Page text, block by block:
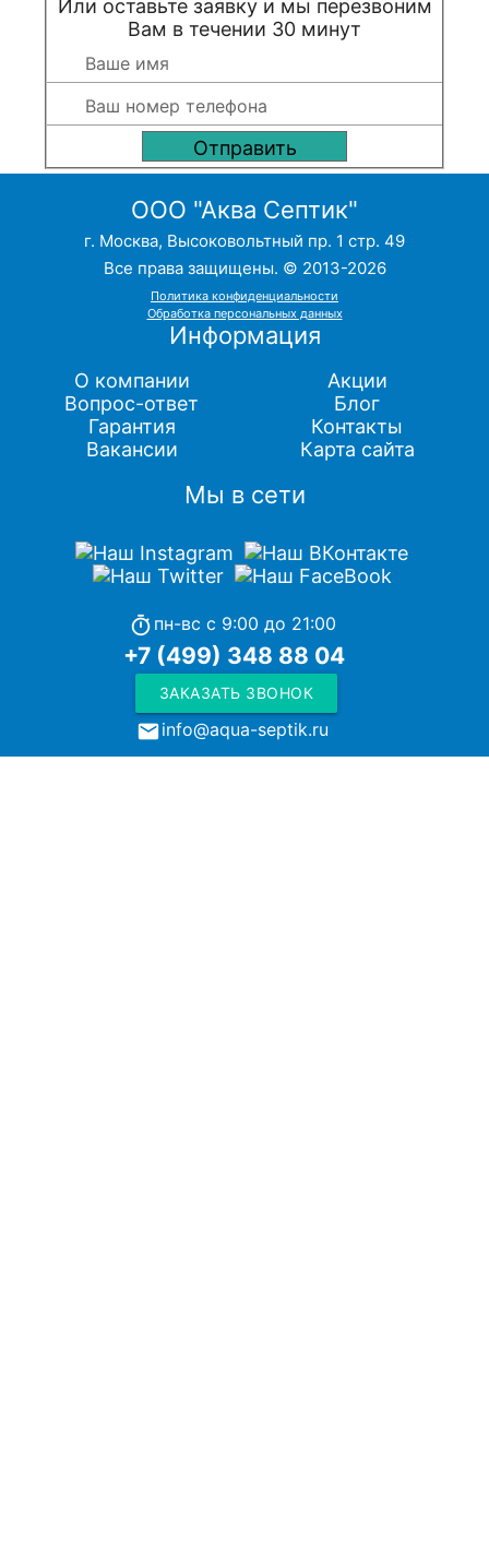
Или оставьте заявку и мы перезвоним
Вам в течении 30 минут
ООО "Аква Септик"
г. Москва, Высоковольтный пр. 1 стр. 49
Все права защищены. © 2013-2026
Политика конфиденциальности
Обработка персональных данных
Информация
О компании
Вопрос-ответ
Гарантия
Вакансии
Акции
Блог
Контакты
Карта сайта
Мы в сети
timer пн-вс с 9:00 до 21:00
+7 (499) 348 88 04
ЗАКАЗАТЬ ЗВОНОК
local_post_officeinfo@aqua-septik.ru